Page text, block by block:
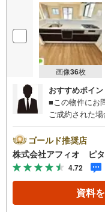
画像36枚
おすすめポイン
■この物件にお
ご成約された
中‥365日ご案
徒歩19分/誉田
心です■広々リ
ますね■間仕切
す■リビング
事が捗る食洗
ゴールド推奨店
株式会社アフィオ ピ
4.72
資料